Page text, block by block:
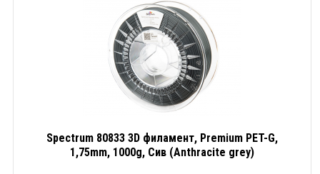
Spectrum 80833 3D филамент, Premium PET-G,
1,75mm, 1000g, Сив (Anthracite grey)